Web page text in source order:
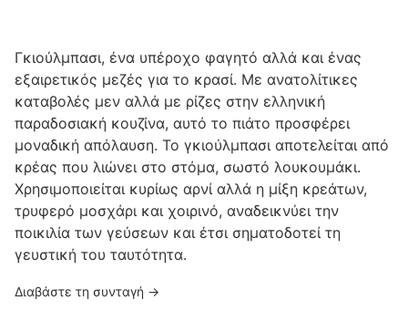
Γκιούλμπασι, ένα υπέροχο φαγητό αλλά και ένας
εξαιρετικός μεζές για το κρασί. Με ανατολίτικες
καταβολές μεν αλλά με ρίζες στην ελληνική
παραδοσιακή κουζίνα, αυτό το πιάτο προσφέρει
μοναδική απόλαυση. Το γκιούλμπασι αποτελείται από
κρέας που λιώνει στο στόμα, σωστό λουκουμάκι.
Χρησιμοποιείται κυρίως αρνί αλλά η μίξη κρεάτων,
τρυφερό μοσχάρι και χοιρινό, αναδεικνύει την
ποικιλία των γεύσεων και έτσι σηματοδοτεί τη
γευστική του ταυτότητα.
Διαβάστε τη συνταγή →